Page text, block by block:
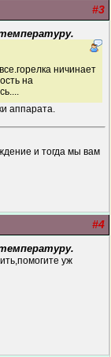
#3
ничинает
на
аппарата.
и тогда мы вам
#4
уж